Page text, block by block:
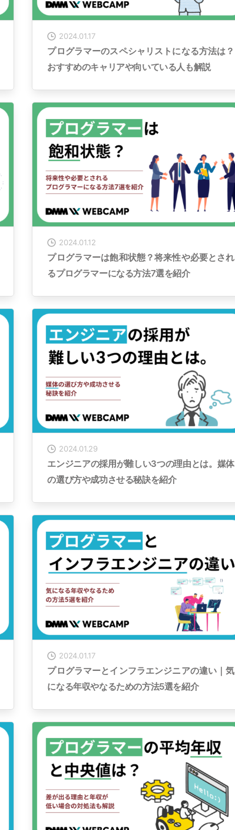
2024.01.17
プログラマーのスペシャリストになる方法は？
おすすめのキャリアや向いている人も解説
2024.01.12
プログラマーは飽和状態？将来性や必要とされ
るプログラマーになる方法7選を紹介
2024.01.29
エンジニアの採用が難しい3つの理由とは。媒体
の選び方や成功させる秘訣を紹介
2024.01.17
プログラマーとインフラエンジニアの違い｜気
になる年収やなるための方法5選を紹介